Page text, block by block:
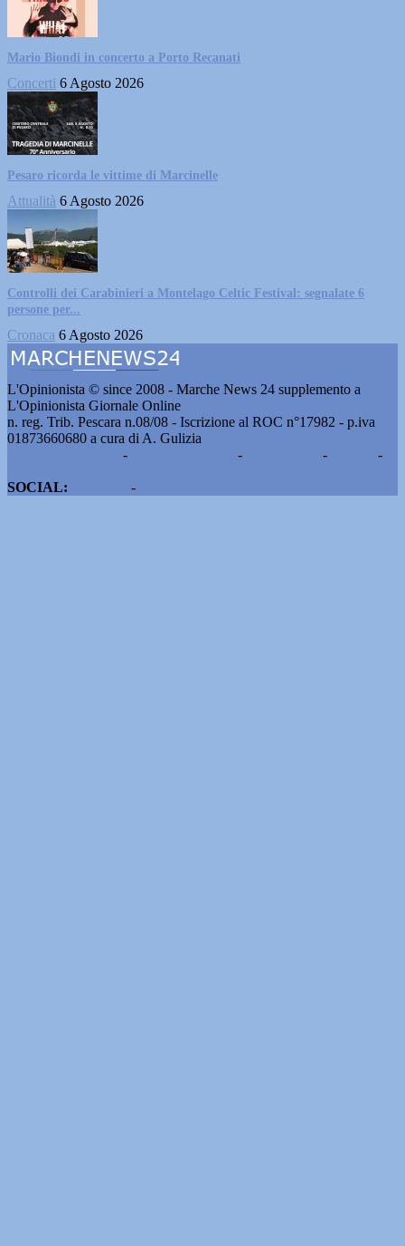
Mario Biondi in concerto a Porto Recanati
Concerti 6 Agosto 2026
Pesaro ricorda le vittime di Marcinelle
Attualità 6 Agosto 2026
Controlli dei Carabinieri a Montelago Celtic Festival: segnalate 6
persone per...
Cronaca 6 Agosto 2026
L'Opinionista © since 2008 - Marche News 24 supplemento a
L'Opinionista Giornale Online
n. reg. Trib. Pescara n.08/08 - Iscrizione al ROC n°17982 - p.iva
01873660680 a cura di A. Gulizia
- - -
-
SOCIAL:
-